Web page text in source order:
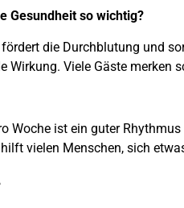
Gesundheit so wichtig?
die Durchblutung und
Viele Gäste merken
Woche ist ein guter
vielen Menschen, sich